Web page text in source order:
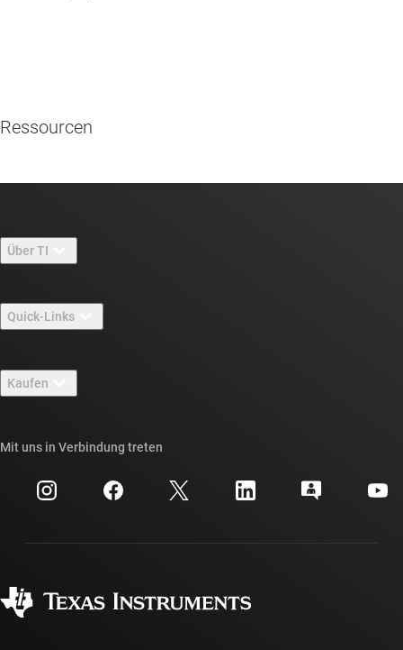
Ressourcen
Über TI
Stellenangebote
Newsroom
Veranstaltungen
Investorenbeziehungen
Quick-Links
TI E2E™-Design-Support-Foren
Querverweis-Suche
Kundensupportzentrum
myTI-Konto FAQs
Kaufen
Häufig gestellte Fragen zu Bestellungen
Mit uns in Verbindung treten